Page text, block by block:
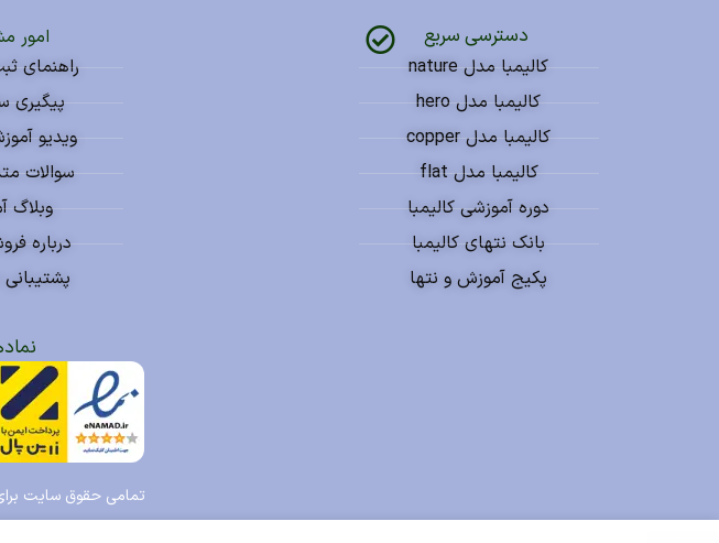
دسترسی سریع
کالیمبا مدل nature
کالیمبا مدل hero
کالیمبا مدل copper
کالیمبا مدل flat
دوره آموزشی کالیمبا
بانک نتهای کالیمبا
پکیج آموزش و نتها
امور
راهنمای
پیگیری
ویدیو
سوالات
وبلاگ
درباره
تمامی حقوق سایت